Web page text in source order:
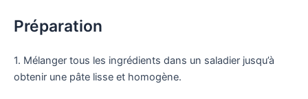
Préparation
1. Mélanger tous les ingrédients dans un saladier jusqu’à
obtenir une pâte lisse et homogène.